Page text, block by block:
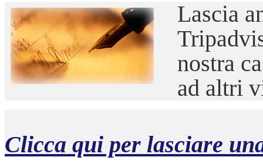
Lascia
nostra
ad altri
Clicca qui per lasciare